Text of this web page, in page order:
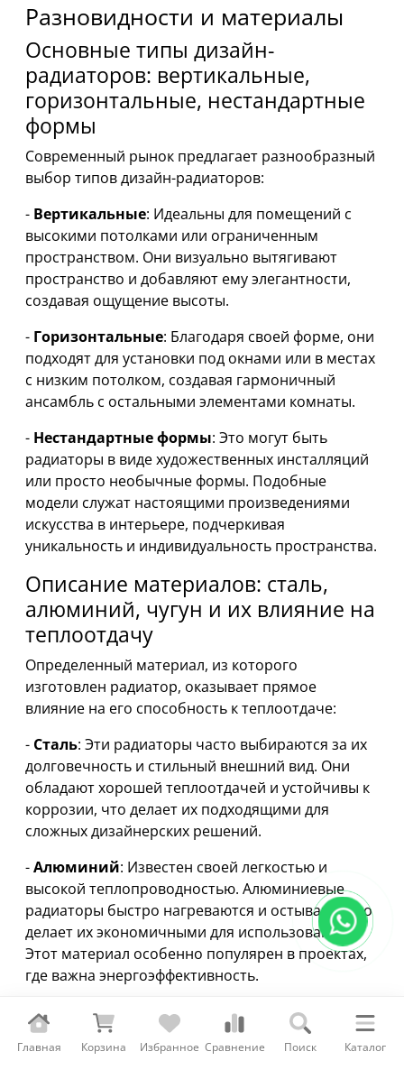
Главная Корзина Избранное Сравнение Поиск Каталог
Разновидности и материалы
Основные типы дизайн-
радиаторов: вертикальные,
горизонтальные, нестандартные
формы
Современный рынок предлагает разнообразный
выбор типов дизайн-радиаторов:
- Вертикальные: Идеальны для помещений с
высокими потолками или ограниченным
пространством. Они визуально вытягивают
пространство и добавляют ему элегантности,
создавая ощущение высоты.
- Горизонтальные: Благодаря своей форме, они
подходят для установки под окнами или в местах
с низким потолком, создавая гармоничный
ансамбль с остальными элементами комнаты.
- Нестандартные формы: Это могут быть
радиаторы в виде художественных инсталляций
или просто необычные формы. Подобные
модели служат настоящими произведениями
искусства в интерьере, подчеркивая
уникальность и индивидуальность пространства.
Описание материалов: сталь,
алюминий, чугун и их влияние на
теплоотдачу
Определенный материал, из которого
изготовлен радиатор, оказывает прямое
влияние на его способность к теплоотдаче:
- Сталь: Эти радиаторы часто выбираются за их
долговечность и стильный внешний вид. Они
обладают хорошей теплоотдачей и устойчивы к
коррозии, что делает их подходящими для
сложных дизайнерских решений.
-Алюминий: Известен своей легкостью и
высокой теплопроводностью. Алюминиевые
радиаторы быстро нагреваются и остывают, что
делает их экономичными для использования.
Этот материал особенно популярен в проектах,
где важна энергоэффективность.
Чугун
: Классический выбор, особенно для
ретро-интерьеров. Чугунные радиаторы долго
удерживают тепло, что позволяет экономить